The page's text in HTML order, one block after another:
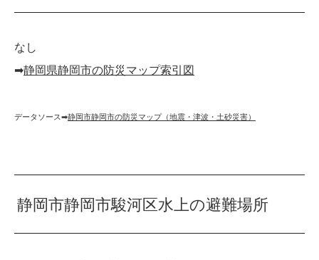
なし
➡︎静岡県静岡市の防災マップ索引図
データソース➡︎静岡市静岡市の防災マップ（地震・津波・土砂災害）
静岡市静岡市駿河区水上の避難場所